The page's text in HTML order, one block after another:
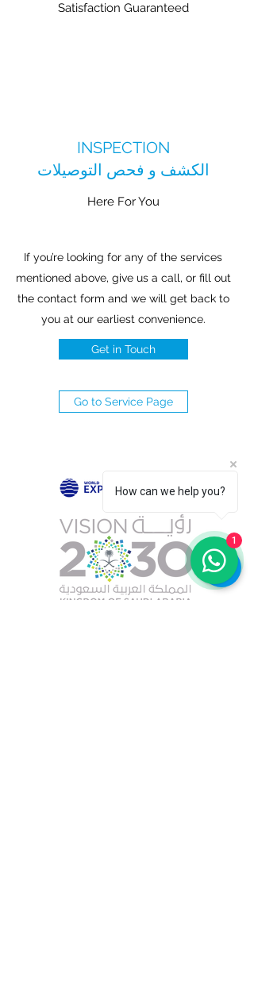
Satisfaction Guaranteed
INSPECTION
الكشف و فحص التوصيلات
Here For You
If you’re looking for any of the services
mentioned above, give us a call, or fill out
the contact form and we will get back to
you at our earliest convenience.
Get in Touch
Go to Service Page
How can we help you?
1